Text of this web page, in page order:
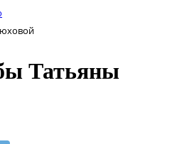
Татьяны